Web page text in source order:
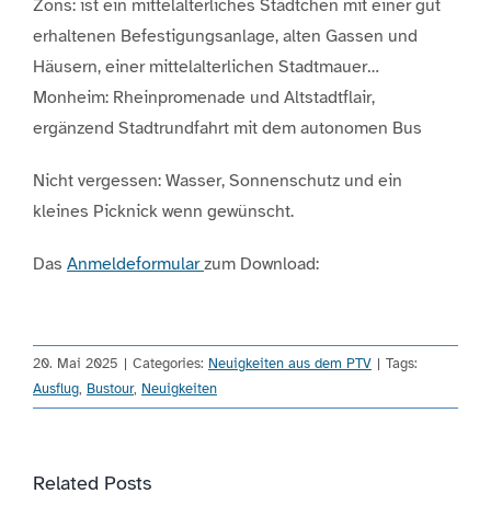
Zons: ist ein mittelalterliches Städtchen mit einer gut
erhaltenen Befestigungsanlage, alten Gassen und
Häusern, einer mittelalterlichen Stadtmauer…
Monheim: Rheinpromenade und Altstadtflair,
ergänzend Stadtrundfahrt mit dem autonomen Bus
Nicht vergessen: Wasser, Sonnenschutz und ein
kleines Picknick wenn gewünscht.
Das Anmeldeformularzum Download:
20. Mai 2025 | Categories: Neuigkeiten aus dem PTV | Tags:
Ausflug, Bustour, Neuigkeiten
Related Posts